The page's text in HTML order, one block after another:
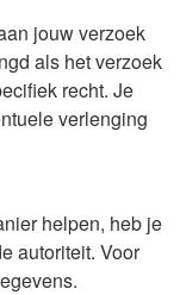
jouw verzoek
als het verzoek
recht. Je
verlenging
helpen, heb je
autoriteit. Voor